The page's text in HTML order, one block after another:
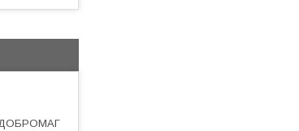
ДОБРОМАГ